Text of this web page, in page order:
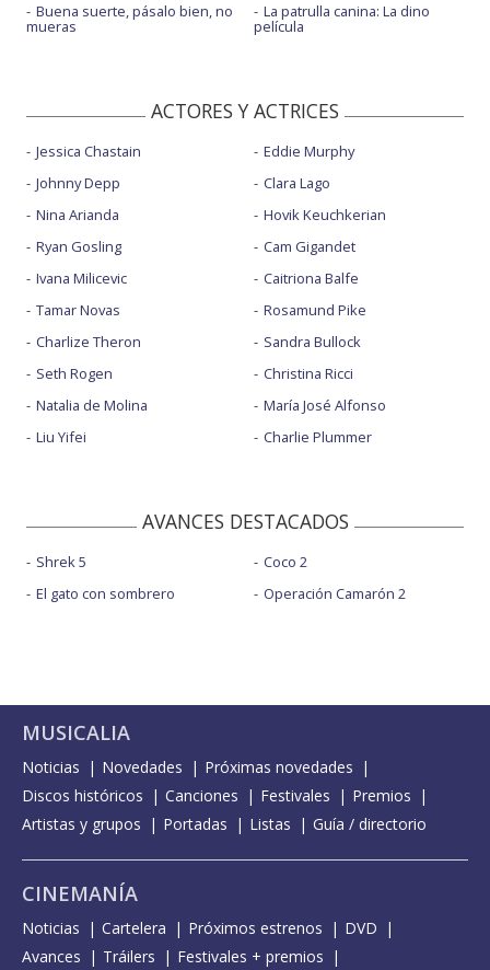
Buena suerte, pásalo bien, no
mueras
La patrulla canina: La dino
película
ACTORES Y ACTRICES
Jessica Chastain
Johnny Depp
Nina Arianda
Ryan Gosling
Ivana Milicevic
Tamar Novas
Charlize Theron
Seth Rogen
Natalia de Molina
Liu Yifei
Eddie Murphy
Clara Lago
Hovik Keuchkerian
Cam Gigandet
Caitriona Balfe
Rosamund Pike
Sandra Bullock
Christina Ricci
María José Alfonso
Charlie Plummer
AVANCES DESTACADOS
Shrek 5
El gato con sombrero
Coco 2
Operación Camarón 2
MUSICALIA
Noticias Novedades
Próximas novedades
Discos históricos
Canciones Festivales
Premios
Artistas y grupos
Portadas Listas Guía / directorio
CINEMANÍA
Noticias Cartelera Próximos estrenos
DVD
Avances
Tráilers Festivales + premios